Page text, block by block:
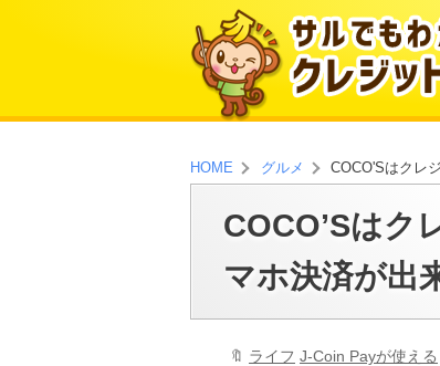
HOME グルメ COCO'Sはクレ
COCO’Sはク
マホ決済が出
ライフ J-Coin Payが使える